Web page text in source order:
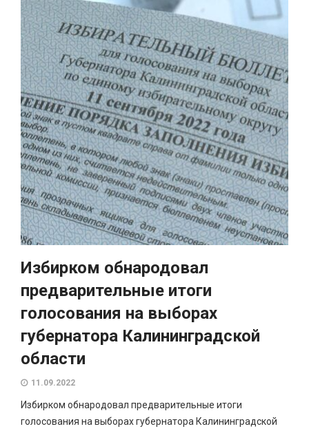
Избирком обнародовал
предварительные итоги
голосования на выборах
губернатора Калининградской
области
11.09.2022
Избирком обнародовал предварительные итоги
голосования на выборах губернатора Калининградской